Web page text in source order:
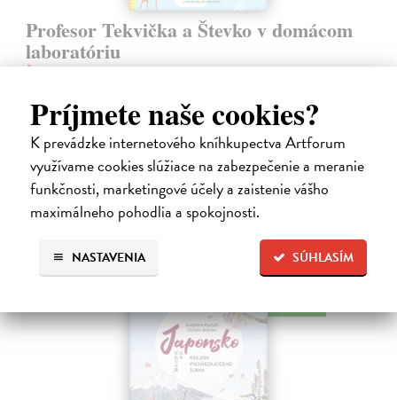
Príjmete naše cookies?
K prevádzke internetového kníhkupectva Artforum
využívame cookies slúžiace na zabezpečenie a meranie
funkčnosti, marketingové účely a zaistenie vášho
maximálneho pohodlia a spokojnosti.
SÚHLASÍM
NASTAVENIA
Profesor Tekvička a Števko v domácom
laboratóriu
Šušaníková Ivana| Kniha
recyklovaný papier aj dúhu? Vyskúšajte so svojimi deťmi tridsať
jednoduchých pokusov s bežnými predmetmi a materiálmi.
Na sklade
14,20 €
14,95 € ?